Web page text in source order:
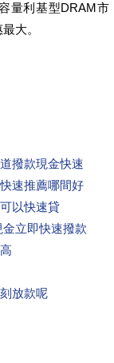
量利基型DRAM市
大。
撥款現金快速
速推薦哪間好
以快速貸
立即快速撥款
放款呢